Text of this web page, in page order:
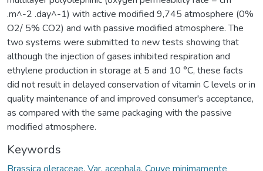
.m^-2 .day^-1) with active modified 9,745 atmosphere (0%
O2/ 5% CO2) and with passive modified atmosphere. The
two systems were submitted to new tests showing that
although the injection of gases inhibited respiration and
ethylene production in storage at 5 and 10 °C, these facts
did not result in delayed conservation of vitamin C levels or in
quality maintenance of and improved consumer's acceptance,
as compared with the same packaging with the passive
modified atmosphere.
Keywords